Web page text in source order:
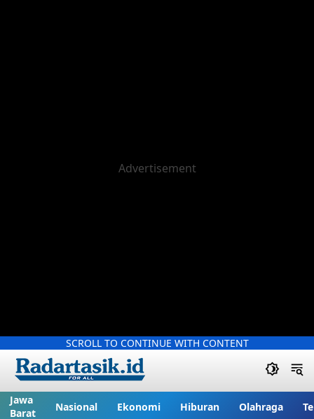
SCROLL TO CONTINUE WITH CONTENT
Jawa
Barat
Nasional Ekonomi Hiburan Olahraga